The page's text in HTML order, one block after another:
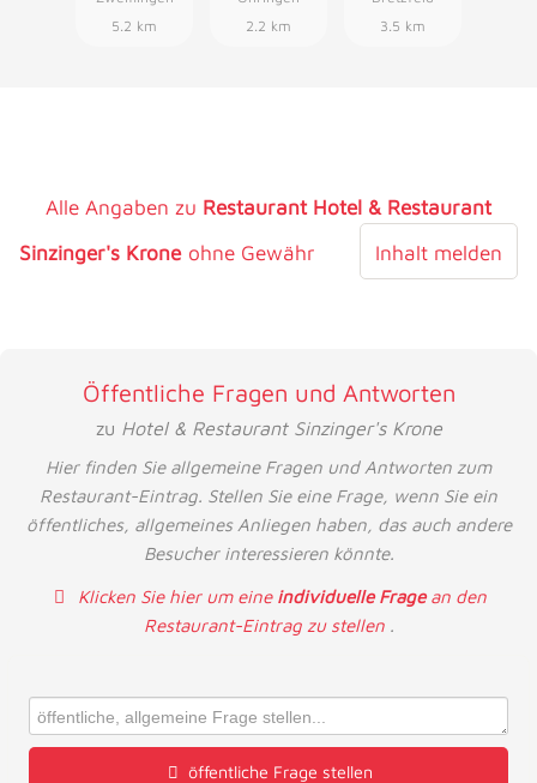
5.2 km
2.2 km
3.5 km
Alle Angaben zu Restaurant Hotel & Restaurant
Sinzinger's Krone ohne Gewähr Inhalt melden
Öffentliche Fragen und Antworten
zu Hotel & Restaurant Sinzinger's Krone
Hier finden Sie allgemeine Fragen und Antworten zum
Restaurant-Eintrag. Stellen Sie eine Frage, wenn Sie ein
öffentliches, allgemeines Anliegen haben, das auch andere
Besucher interessieren könnte.
Klicken Sie hier um eine individuelle Fragean den
Restaurant-Eintrag zu stellen .
öffentliche Frage stellen